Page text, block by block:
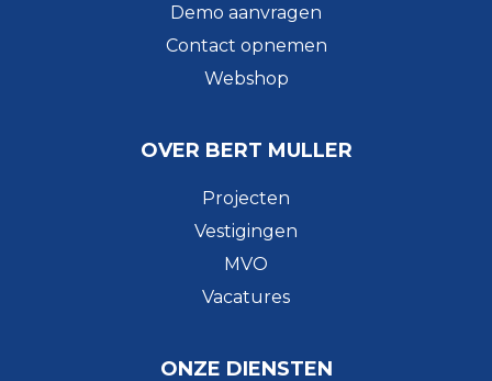
Demo aanvragen
Contact opnemen
Webshop
OVER BERT MULLER
Projecten
Vestigingen
MVO
Vacatures
ONZE DIENSTEN